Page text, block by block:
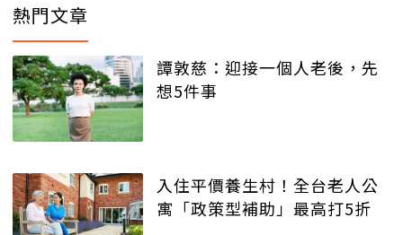
熱門文章
譚敦慈：迎接一個人老後，先
想5件事
入住平價養生村！全台老人公
寓「政策型補助」最高打5折